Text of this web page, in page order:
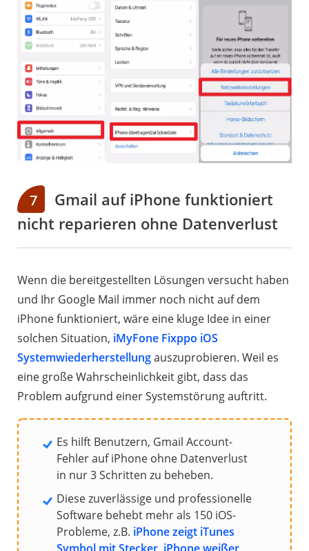
7
Gmail auf iPhone funktioniert
nicht reparieren ohne Datenverlust
Wenn die bereitgestellten Lösungen versucht haben
und Ihr Google Mail immer noch nicht auf dem
iPhone funktioniert, wäre eine kluge Idee in einer
solchen Situation, iMyFone Fixppo iOS
Systemwiederherstellungauszuprobieren. Weil es
eine große Wahrscheinlichkeit gibt, dass das
Problem aufgrund einer Systemstörung auftritt.
Es hilft Benutzern, Gmail Account-
Fehler auf iPhone ohne Datenverlust
in nur 3 Schritten zu beheben.
Diese zuverlässige und professionelle
Software behebt mehr als 150 iOS-
Probleme, z.B. iPhone zeigt iTunes